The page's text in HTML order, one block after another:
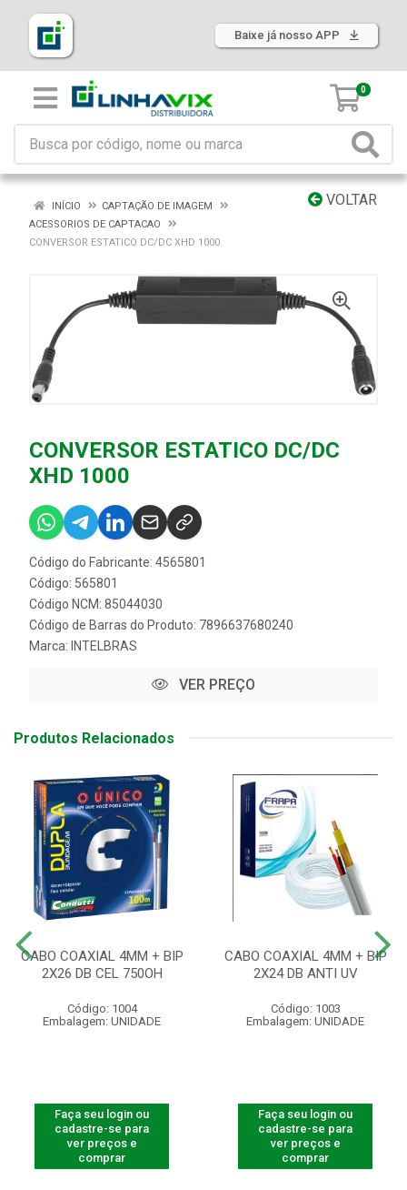
Baixe já nosso APP
0
VOLTAR
INÍCIO
CAPTAÇÃO DE IMAGEM
ACESSORIOS DE CAPTACAO
CONVERSOR ESTATICO DC/DC XHD 1000
CONVERSOR ESTATICO DC/DC
XHD 1000
Código do Fabricante: 4565801
Código: 565801
Código NCM: 85044030
Código de Barras do Produto: 7896637680240
Marca: INTELBRAS
VER PREÇO
Produtos Relacionados
CABO COAXIAL 4MM + BIP
2X26 DB CEL 750OH
Código: 1004
Embalagem: UNIDADE
Faça seu login ou
cadastre-se para
ver preços e
comprar
CABO COAXIAL 4MM + BIP
2X24 DB ANTI UV
Código: 1003
Embalagem: UNIDADE
Faça seu login ou
cadastre-se para
ver preços e
comprar